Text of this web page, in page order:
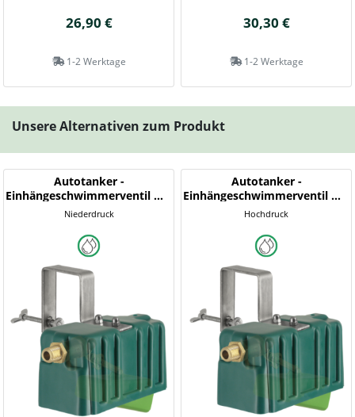
26,90 €
1-2 Werktage
30,30 €
1-2 Werktage
Unsere Alternativen zum Produkt
Autotanker -
Einhängeschwimmerventil mit
Schutzgehäuse
Niederdruck
Autotanker -
Einhängeschwimmerventil mit
Schutzgehäuse
Hochdruck